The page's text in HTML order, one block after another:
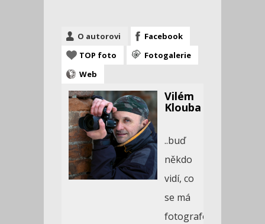
O autorovi
Facebook
TOP foto
Fotogalerie
Web
Vilém
Klouba
..buď
někdo
vidí, co
se má
fotografovat,